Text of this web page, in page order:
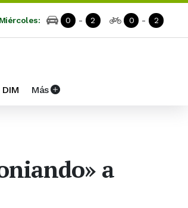
Miércoles: 0 - 2 0 - 2
DIM Más
a